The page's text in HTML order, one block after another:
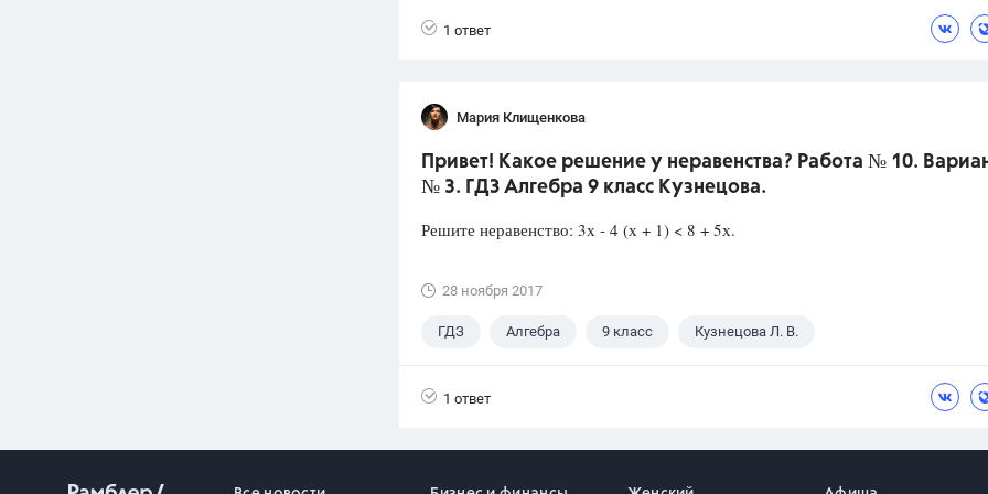
1 ответ
Мария Клищенкова
Привет! Какое решение у неравенства? Работа № 10.
№ 3. ГДЗ Алгебра 9 класс Кузнецова.
Решите неравенство: 3х - 4 (х + 1) < 8 + 5х.
28 ноября 2017
ГДЗ Алгебра 9 класс Кузнецова Л. В.
1 ответ